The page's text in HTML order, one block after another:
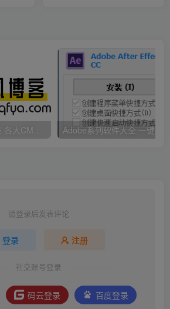
请登录后发表评论
登录 注册
社交账号登录
码云登录 百度登录